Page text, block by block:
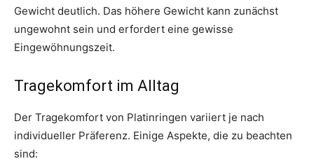
Gewicht deutlich. Das höhere Gewicht kann zunächst
ungewohnt sein und erfordert eine gewisse
Eingewöhnungszeit.
Tragekomfort im Alltag
Der Tragekomfort von Platinringen variiert je nach
individueller Präferenz. Einige Aspekte, die zu beachten
sind: